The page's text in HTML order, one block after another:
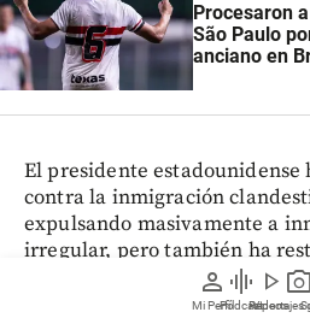
person
Mi Perfil
graphic_eq
Pódcast
play_arrow
Videos
photo_camera
Reportajes
Procesaron
São Paulo
anciano en
El presidente estadounidense
contra la inmigración
expulsando masivamente a
irregular, pero también ha
considerable, a veces de
entrada legal de ciudadanos